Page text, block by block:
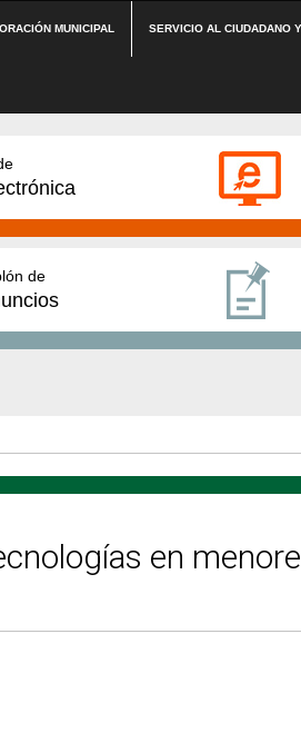
MUNICIPAL SERVICIO AL CIUDADANO
de
en